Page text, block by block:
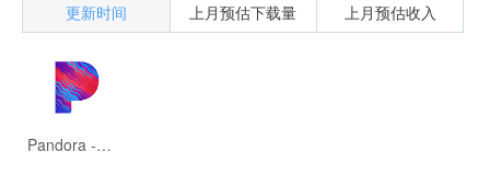
更新时间 上月预估下载量 上月预估收入
Pandora - Music & Podcasts